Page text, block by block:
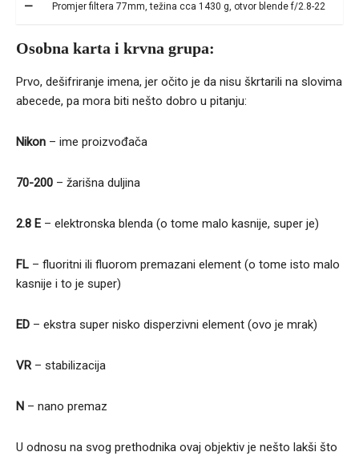
Promjer filtera 77mm, težina cca 1430 g, otvor blende f/2.8-22
Osobna karta i krvna grupa:
Prvo, dešifriranje imena, jer očito je da nisu škrtarili na slovima
abecede, pa mora biti nešto dobro u pitanju:
Nikon – ime proizvođača
70-200 – žarišna duljina
2.8 E – elektronska blenda (o tome malo kasnije, super je)
FL – fluoritni ili fluorom premazani element (o tome isto malo
kasnije i to je super)
ED – ekstra super nisko disperzivni element (ovo je mrak)
VR– stabilizacija
N – nano premaz
U odnosu na svog prethodnika ovaj objektiv je nešto lakši što